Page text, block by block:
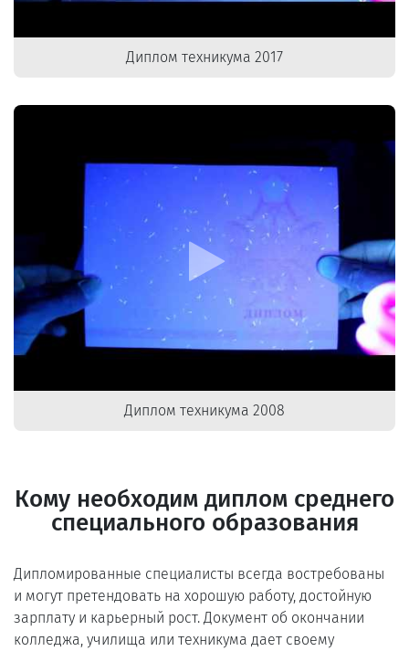
Диплом техникума 2017
Диплом техникума 2008
Кому необходим диплом среднего
специального образования
Дипломированные специалисты всегда востребованы
и могут претендовать на хорошую работу, достойную
зарплату и карьерный рост. Документ об окончании
колледжа, училища или техникума дает своему